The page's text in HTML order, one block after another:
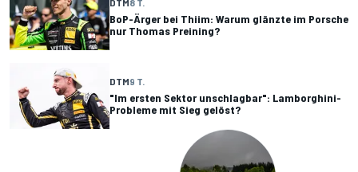
DTM 8 T.
BoP-Ärger bei Thiim: Warum glänzte im Porsche
nur Thomas Preining?
DTM9 T.
"Im ersten Sektor unschlagbar": Lamborghini-
Probleme mit Sieg gelöst?